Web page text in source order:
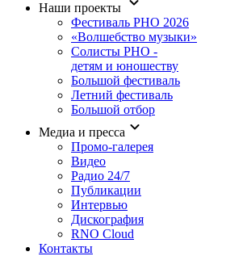
Наши проекты
Фестиваль РНО 2026
«Волшебство музыки»
Солисты РНО -
детям и юношеству
Большой фестиваль
Летний фестиваль
Большой отбор
Медиа и пресса
Промо-галерея
Видео
Радио 24/7
Публикации
Интервью
Дискография
RNO Cloud
Контакты